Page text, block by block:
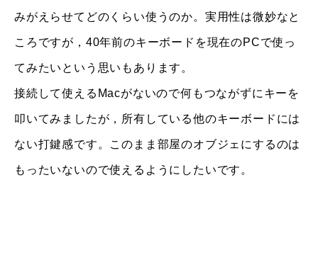
みがえらせてどのくらい使うのか。実用性は微妙なと
ころですが，40年前のキーボードを現在のPCで使っ
てみたいという思いもあります。
接続して使えるMacがないので何もつながずにキーを
叩いてみましたが，所有している他のキーボードには
ない打鍵感です。このまま部屋のオブジェにするのは
もったいないので使えるようにしたいです。